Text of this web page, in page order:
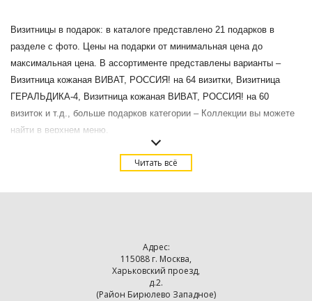
Визитницы в подарок: в каталоге представлено 21 подарков в
разделе с фото. Цены на подарки от минимальная цена до
максимальная цена. В ассортименте представлены варианты –
Визитница кожаная ВИВАТ, РОССИЯ! на 64 визитки, Визитница
ГЕРАЛЬДИКА-4, Визитница кожаная ВИВАТ, РОССИЯ! на 60
визиток и т.д., больше подарков категории – Коллекции вы можете
найти в верхнем меню.
Купить Визитницы в подарок в Москве с доставкой.
Читать всё
Адрес:
115088 г. Москва,
Харьковский проезд,
д.2.
(Район Бирюлево Западное)